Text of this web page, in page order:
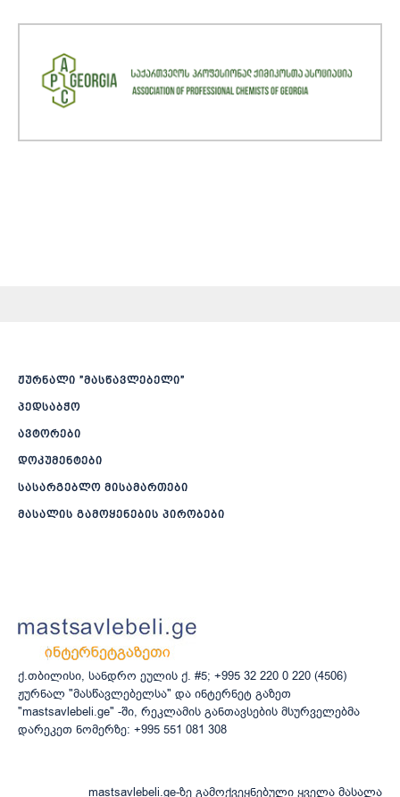
ჟურნალი ”მასწავლებელი”
პედსაბჭო
ავტორები
დოკუმენტები
სასარგებლო მისამართები
მასალის გამოყენების პირობები
ქ.თბილისი, სანდრო ეულის ქ. #5; +995 32 220 0 220 (4506)
ჟურნალ "მასწავლებელსა" და ინტერნეტ გაზეთ
"mastsavlebeli.ge" -ში, რეკლამის განთავსების მსურველებმა
დარეკეთ ნომერზე: +995 551 081 308
mastsavlebeli.ge-ზე გამოქვეყნებული ყველა მასალა